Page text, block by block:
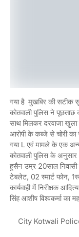
गया है मुखबिर की सटीक
कोतवाली पुलिस ने
साथ मिलकर दरवाजा
आरोपी के कब्जे से चोरी का
गया L एवं मामले के एक
कोतवाली पुलिस के अनुसार
हुसैन उम्र 20साल निवासी
टेबलेट, 02 स्मार्ट फोन,
कार्यवाही में निरीक्षक
सिंह आशीष विश्वकर्मा का
City Kotwali